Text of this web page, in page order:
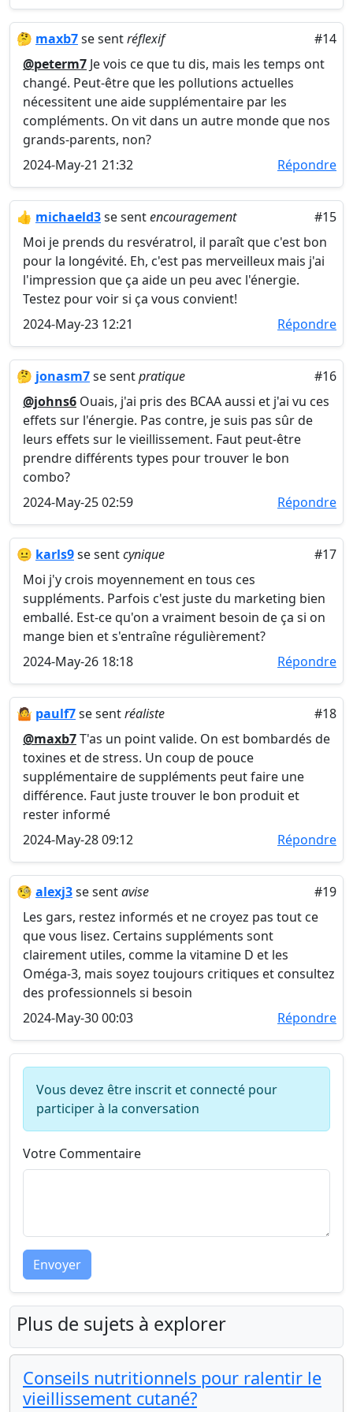
🤔 maxb7se sentréflexif
#14
@peterm7 Je vois ce que tu dis, mais les temps ont
changé. Peut-être que les pollutions actuelles
nécessitent une aide supplémentaire par les
compléments. On vit dans un autre monde que nos
grands-parents, non?
2024-May-21 21:32
Répondre
👍 michaeld3se sentencouragement
#15
Moi je prends du resvératrol, il paraît que c'est bon
pour la longévité. Eh, c'est pas merveilleux mais j'ai
l'impression que ça aide un peu avec l'énergie.
Testez pour voir si ça vous convient!
2024-May-23 12:21
Répondre
🤔 jonasm7se sentpratique
#16
@johns6 Ouais, j'ai pris des BCAA aussi et j'ai vu ces
effets sur l'énergie. Pas contre, je suis pas sûr de
leurs effets sur le vieillissement. Faut peut-être
prendre différents types pour trouver le bon
combo?
2024-May-25 02:59
Répondre
😐 karls9se sentcynique
#17
Moi j'y crois moyennement en tous ces
suppléments. Parfois c'est juste du marketing bien
emballé. Est-ce qu'on a vraiment besoin de ça si on
mange bien et s'entraîne régulièrement?
2024-May-26 18:18
Répondre
🤷 paulf7se sentréaliste
#18
@maxb7T'as un point valide. On est bombardés de
toxines et de stress. Un coup de pouce
supplémentaire de suppléments peut faire une
différence. Faut juste trouver le bon produit et
rester informé
2024-May-28 09:12
Répondre
🧐 alexj3se sentavise
#19
Les gars, restez informés et ne croyez pas tout ce
que vous lisez. Certains suppléments sont
clairement utiles, comme la vitamine D et les
Oméga-3, mais soyez toujours critiques et consultez
des professionnels si besoin
2024-May-30 00:03
Répondre
Vous devez être inscrit et connecté pour
participer à la conversation
Votre Commentaire
Envoyer
Plus de sujets à explorer
Conseils nutritionnels pour ralentir le
vieillissement cutané?